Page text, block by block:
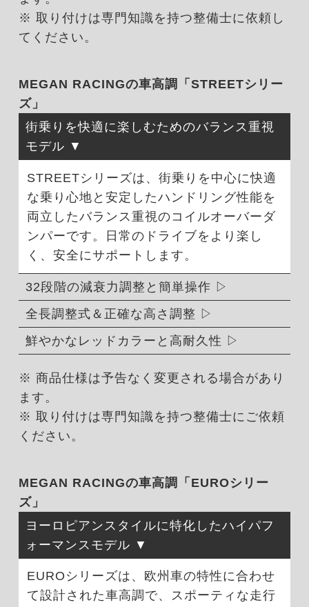
※ 取り付けは専門知識を持つ整備士に依頼し
てください。
MEGAN RACINGの車高調「STREETシリー
ズ」
街乗りを快適に楽しむためのバランス重視
モデル
STREETシリーズは、街乗りを中心に快適
な乗り心地と安定したハンドリング性能を
両立したバランス重視のコイルオーバーダ
ンパーです。日常のドライブをより楽し
く、安全にサポートします。
32段階の減衰力調整と簡単操作
全長調整式＆正確な高さ調整
鮮やかなレッドカラーと高耐久性
※ 商品仕様は予告なく変更される場合があり
ます。
※ 取り付けは専門知識を持つ整備士にご依頼
ください。
MEGAN RACINGの車高調「EUROシリー
ズ」
ヨーロピアンスタイルに特化したハイパフ
ォーマンスモデル
EUROシリーズは、欧州車の特性に合わせ
て設計された車高調で、スポーティな走行